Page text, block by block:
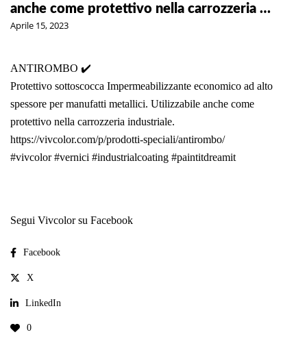
anche come protettivo nella carrozzeria …
Aprile 15, 2023
ANTIROMBO ✔️
Protettivo sottoscocca Impermeabilizzante economico ad alto
spessore per manufatti metallici. Utilizzabile anche come
protettivo nella carrozzeria industriale.
https://vivcolor.com/p/prodotti-speciali/antirombo/
#vivcolor #vernici #industrialcoating #paintitdreamit
Segui Vivcolor su Facebook
Facebook
X
LinkedIn
0